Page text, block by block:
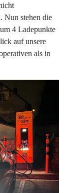
Nun stehen die
4 Ladepunkte
auf unsere
als in